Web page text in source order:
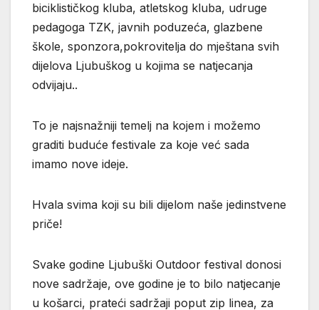
biciklističkog kluba, atletskog kluba, udruge
pedagoga TZK, javnih poduzeća, glazbene
škole, sponzora,pokrovitelja do mještana svih
dijelova Ljubuškog u kojima se natjecanja
odvijaju..
To je najsnažniji temelj na kojem i možemo
graditi buduće festivale za koje već sada
imamo nove ideje.
Hvala svima koji su bili dijelom naše jedinstvene
priče!
Svake godine Ljubuški Outdoor festival donosi
nove sadržaje, ove godine je to bilo natjecanje
u košarci, prateći sadržaji poput zip linea, za